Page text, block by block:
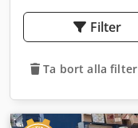
Filter
Ta bort alla filter